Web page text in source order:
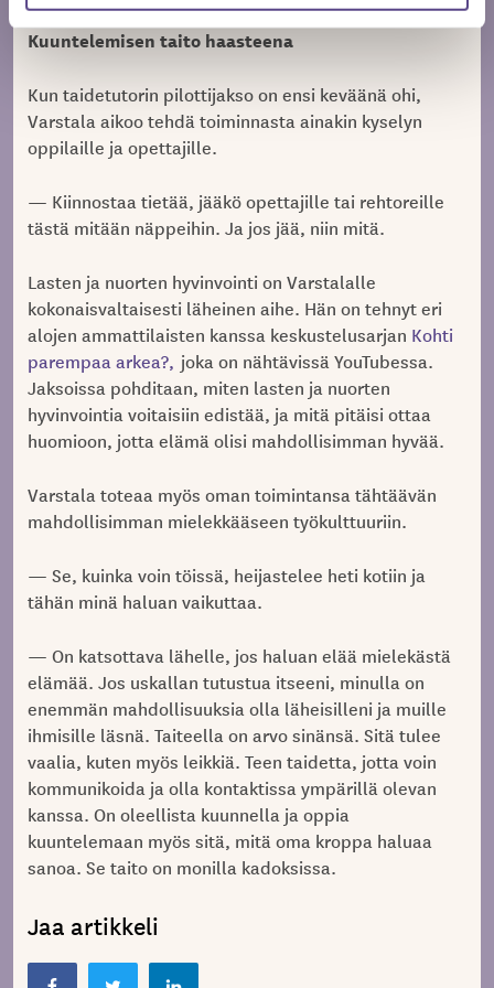
Kuuntelemisen taito haasteena
Kun taidetutorin pilottijakso on ensi keväänä ohi,
Varstala aikoo tehdä toiminnasta ainakin kyselyn
oppilaille ja opettajille.
— Kiinnostaa tietää, jääkö opettajille tai rehtoreille
tästä mitään näppeihin. Ja jos jää, niin mitä.
Lasten ja nuorten hyvinvointi on Varstalalle
kokonaisvaltaisesti läheinen aihe. Hän on tehnyt eri
alojen ammattilaisten kanssa keskustelusarjan Kohti
parempaa arkea?, joka on nähtävissä YouTubessa.
Jaksoissa pohditaan, miten lasten ja nuorten
hyvinvointia voitaisiin edistää, ja mitä pitäisi ottaa
huomioon, jotta elämä olisi mahdollisimman hyvää.
Varstala toteaa myös oman toimintansa tähtäävän
mahdollisimman mielekkääseen työkulttuuriin.
— Se, kuinka voin töissä, heijastelee heti kotiin ja
tähän minä haluan vaikuttaa.
— On katsottava lähelle, jos haluan elää mielekästä
elämää. Jos uskallan tutustua itseeni, minulla on
enemmän mahdollisuuksia olla läheisilleni ja muille
ihmisille läsnä. Taiteella on arvo sinänsä. Sitä tulee
vaalia, kuten myös leikkiä. Teen taidetta, jotta voin
kommunikoida ja olla kontaktissa ympärillä olevan
kanssa. On oleellista kuunnella ja oppia
kuuntelemaan myös sitä, mitä oma kroppa haluaa
sanoa. Se taito on monilla kadoksissa.
Jaa artikkeli